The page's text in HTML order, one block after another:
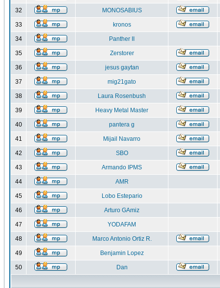
32 MONOSABIUS
33 kronos
34 Panther II
35 Zerstorer
36 jesus gaytan
37 mig21gato
38 Laura Rosenbush
39 Heavy Metal Master
40 pantera g
41 Mijail Navarro
42 SBO
43 Armando IPMS
44 AMR
45 Lobo Estepario
46 Arturo GAmiz
47 YODAFAM
48 Marco Antonio Ortiz R.
49 Benjamin Lopez
50 Dan